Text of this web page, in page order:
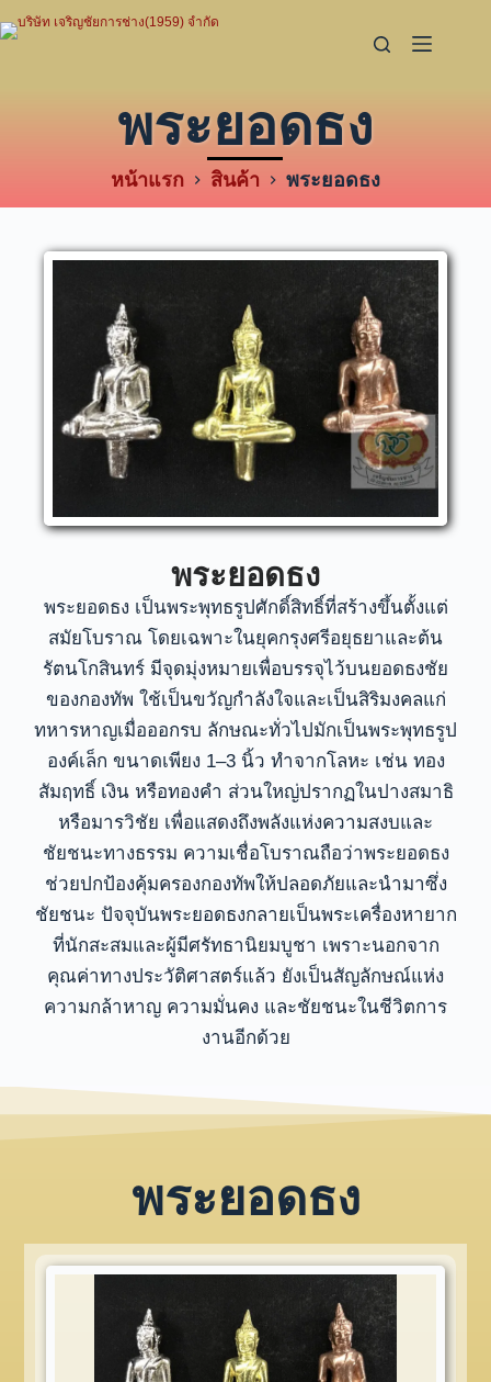
พระยอดธง
หน้าแรก สินค้า พระยอดธง
พระยอดธง
พระยอดธง เป็นพระพุทธรูปศักดิ์สิทธิ์ที่สร้างขึ้นตั้งแต่
สมัยโบราณ โดยเฉพาะในยุคกรุงศรีอยุธยาและต้น
รัตนโกสินทร์ มีจุดมุ่งหมายเพื่อบรรจุไว้บนยอดธงชัย
ของกองทัพ ใช้เป็นขวัญกำลังใจและเป็นสิริมงคลแก่
ทหารหาญเมื่อออกรบ ลักษณะทั่วไปมักเป็นพระพุทธรูป
องค์เล็ก ขนาดเพียง 1–3 นิ้ว ทำจากโลหะ เช่น ทอง
สัมฤทธิ์ เงิน หรือทองคำ ส่วนใหญ่ปรากฏในปางสมาธิ
หรือมารวิชัย เพื่อแสดงถึงพลังแห่งความสงบและ
ชัยชนะทางธรรม ความเชื่อโบราณถือว่าพระยอดธง
ช่วยปกป้องคุ้มครองกองทัพให้ปลอดภัยและนำมาซึ่ง
ชัยชนะ ปัจจุบันพระยอดธงกลายเป็นพระเครื่องหายาก
ที่นักสะสมและผู้มีศรัทธานิยมบูชา เพราะนอกจาก
คุณค่าทางประวัติศาสตร์แล้ว ยังเป็นสัญลักษณ์แห่ง
ความกล้าหาญ ความมั่นคง และชัยชนะในชีวิตการ
งานอีกด้วย
พระยอดธง